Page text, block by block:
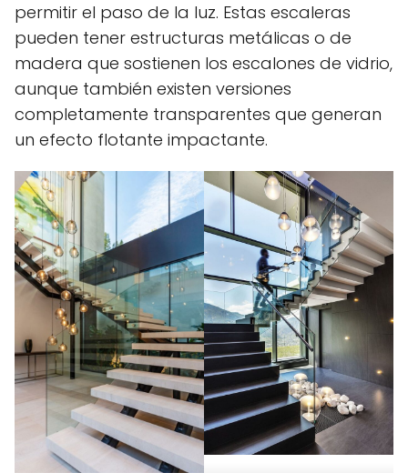
permitir el paso de la luz. Estas escaleras
pueden tener estructuras metálicas o de
madera que sostienen los escalones de vidrio,
aunque también existen versiones
completamente transparentes que generan
un efecto flotante impactante.